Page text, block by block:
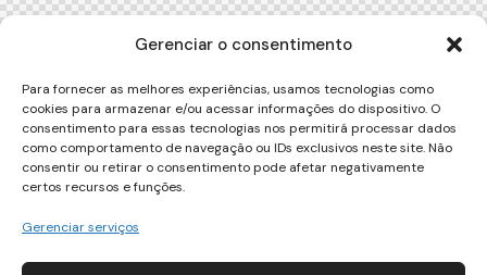
Gerenciar o consentimento
Para fornecer as melhores experiências, usamos tecnologias como
cookies para armazenar e/ou acessar informações do dispositivo. O
consentimento para essas tecnologias nos permitirá processar dados
como comportamento de navegação ou IDs exclusivos neste site. Não
consentir ou retirar o consentimento pode afetar negativamente
certos recursos e funções.
Gerenciar serviços